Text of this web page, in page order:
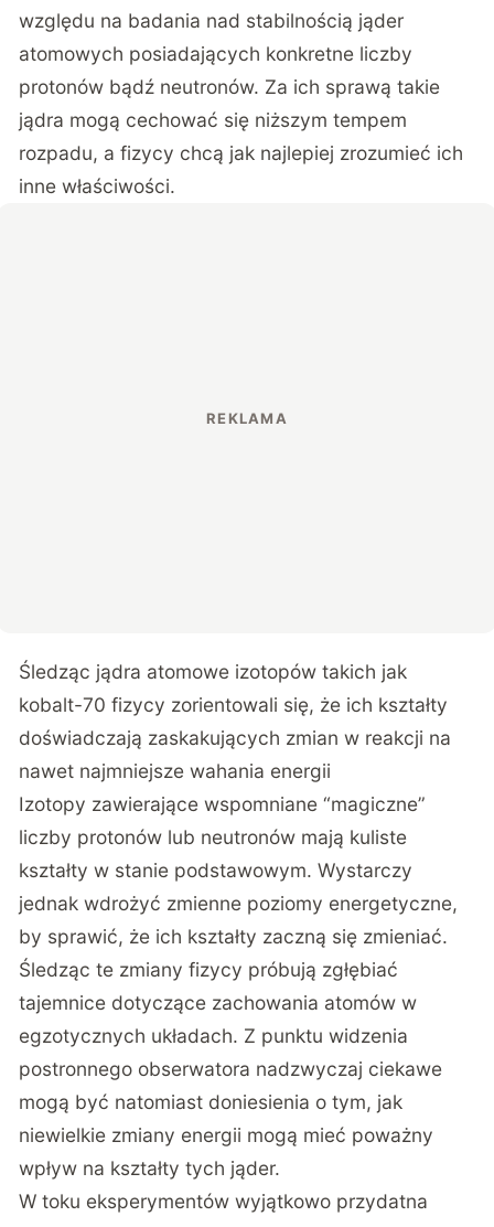
względu na badania nad stabilnością jąder
atomowych posiadających konkretne liczby
protonów bądź neutronów. Za ich sprawą takie
jądra mogą cechować się niższym tempem
rozpadu, a fizycy chcą jak najlepiej zrozumieć ich
inne właściwości.
Śledząc jądra atomowe izotopów takich jak
kobalt-70 fizycy zorientowali się, że ich kształty
doświadczają zaskakujących zmian w reakcji na
nawet najmniejsze wahania energii
Izotopy zawierające wspomniane “magiczne”
liczby protonów lub neutronów mają kuliste
kształty w stanie podstawowym. Wystarczy
jednak wdrożyć zmienne poziomy energetyczne,
by sprawić, że ich kształty zaczną się zmieniać.
Śledząc te zmiany fizycy próbują zgłębiać
tajemnice dotyczące zachowania atomów w
egzotycznych układach. Z punktu widzenia
postronnego obserwatora nadzwyczaj ciekawe
mogą być natomiast doniesienia o tym, jak
niewielkie zmiany energii mogą mieć poważny
wpływ na kształty tych jąder.
W toku eksperymentów wyjątkowo przydatna